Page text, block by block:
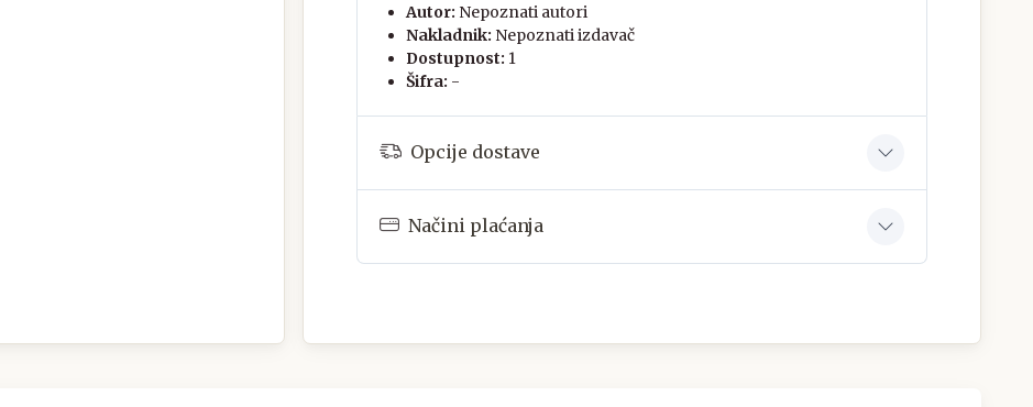
Autor: Nepoznati autori
Nakladnik: Nepoznati izdavač
Dostupnost: 1
Šifra: -
Opcije dostave
Načini plaćanja